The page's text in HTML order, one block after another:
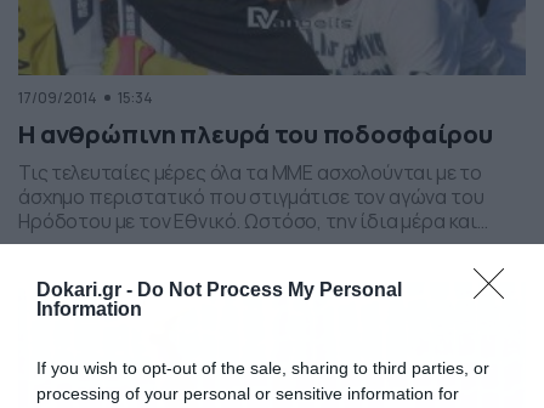
Dokari.gr - Do Not Process My Personal
Information
If you wish to opt-out of the sale, sharing to third parties, or
processing of your personal or sensitive information for
17/09/2014 15:34
Η ανθρώπινη πλευρά του ποδοσφαίρου
Τις τελευταίες μέρες όλα τα ΜΜΕ ασχολούνται με το
άσχημο περιστατικό που στιγμάτισε τον αγώνα του
Ηρόδοτου με τον Εθνικό. Ωστόσο, την ίδια μέρα και
συγκεκριμένα στον αγώνα του Εθνικού Σαγεΐκων και της
Ακράτας, ένας παίκτης έδειξε την ανθρώπινη πλευρά
του σε έναν συμπαίκτη του, ο οποίος σφάδαζε από τον
πόνο. Σε μια σκληρή διεκδίκηση […]